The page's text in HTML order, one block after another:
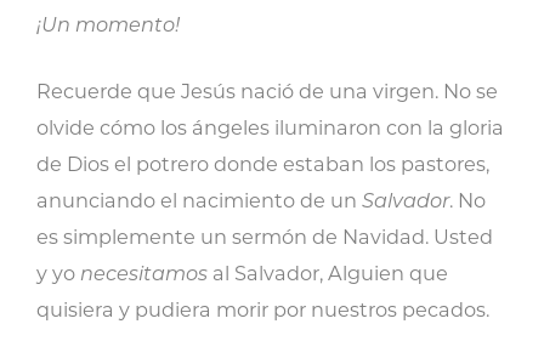
¡Un momento!
Recuerde que Jesús nació de una virgen. No se
olvide cómo los ángeles iluminaron con la gloria
de Dios el potrero donde estaban los pastores,
anunciando el nacimiento de un Salvador. No
es simplemente un sermón de Navidad. Usted
y yo necesitamos al Salvador, Alguien que
quisiera y pudiera morir por nuestros pecados.